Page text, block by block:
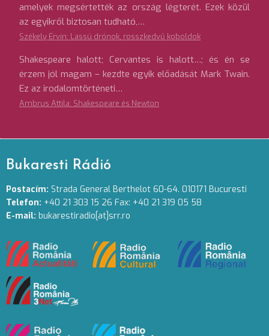
amelyek megsértették az ország légterét. Ezek közül
az egyikről biztosan tudható,…
Székely Ervin: Lassú drónok, rosszkedvű koboldok
Shakespeare halott; Cervantes is halott…; és én se
érzem jól magam – kezdte egyik előadását Mark Twain.
Ez az irodalomtörténeti…
Ambrus Attila: Shakespeare és Newton
Bukaresti Rádió
Postacím: Strada General Berthelot 60-64. 010171 Bucuresti
Telefon: +40 21 303 15 26 Fax: +40 21 319 05 58
E-mail: bukarestiradio[at]srr.ro